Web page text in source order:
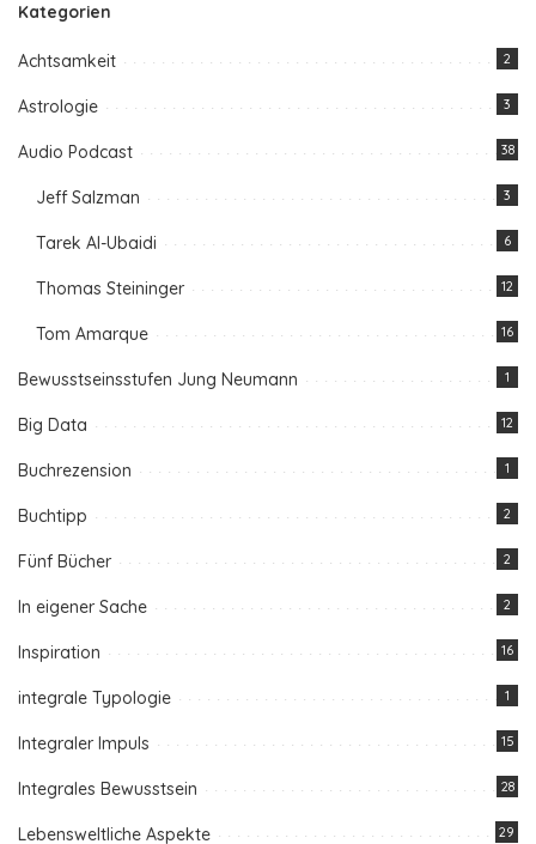
Kategorien
Achtsamkeit 2
Astrologie 3
Audio Podcast 38
Jeff Salzman 3
Tarek Al-Ubaidi 6
Thomas Steininger 12
Tom Amarque 16
Bewusstseinsstufen Jung Neumann 1
Big Data 12
Buchrezension 1
Buchtipp 2
Fünf Bücher 2
In eigener Sache 2
Inspiration 16
integrale Typologie 1
Integraler Impuls 15
Integrales Bewusstsein 28
Lebensweltliche Aspekte 29